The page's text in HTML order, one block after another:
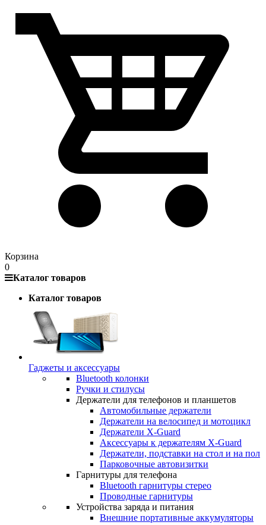
Корзина
0
Каталог товаров
Каталог товаров
Гаджеты и аксессуары
Bluetooth колонки
Ручки и стилусы
Держатели для телефонов и планшетов
Автомобильные держатели
Держатели на велосипед и мотоцикл
Держатели X-Guard
Аксессуары к держателям X-Guard
Держатели, подставки на стол и на пол
Парковочные автовизитки
Гарнитуры для телефона
Bluetooth гарнитуры стерео
Проводные гарнитуры
Устройства заряда и питания
Внешние портативные аккумуляторы